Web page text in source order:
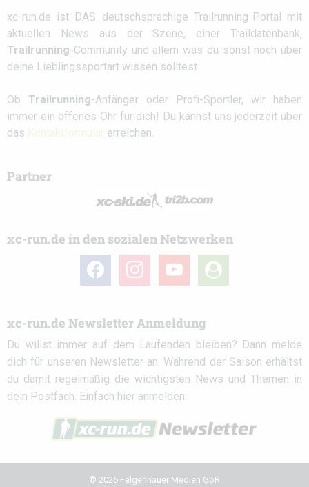
xc-run.de ist DAS deutschsprachige Trailrunning-Portal mit
aktuellen News aus der Szene, einer Traildatenbank,
Trailrunning-Community und allem was du sonst noch über
deine Lieblingssportart wissen solltest.
Ob Trailrunning-Anfänger oder Profi-Sportler, wir haben
immer ein offenes Ohr für dich! Du kannst uns jederzeit über
das Kontaktformular erreichen.
Partner
xc-run.de in den sozialen Netzwerken
facebook instagramyoutube
user-
circle
xc-run.de Newsletter Anmeldung
Du willst immer auf dem Laufenden bleiben? Dann melde
dich für unseren Newsletter an. Während der Saison erhältst
du damit regelmäßig die wichtigsten News und Themen in
dein Postfach. Einfach hier anmelden:
© 2026 Felgenhauer Medien GbR